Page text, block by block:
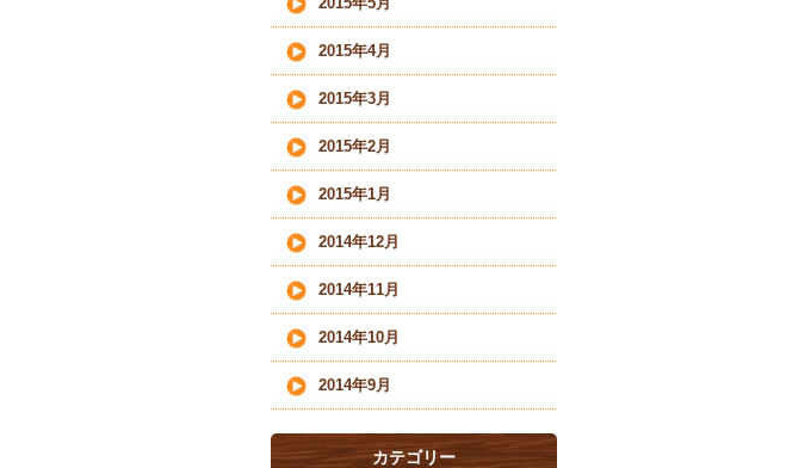
2015年4月
2015年3月
2015年2月
2015年1月
2014年12月
2014年11月
2014年10月
2014年9月
カテゴリー